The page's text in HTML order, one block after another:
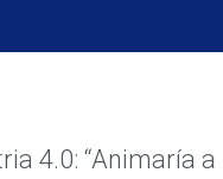
4.0: “Animaría a